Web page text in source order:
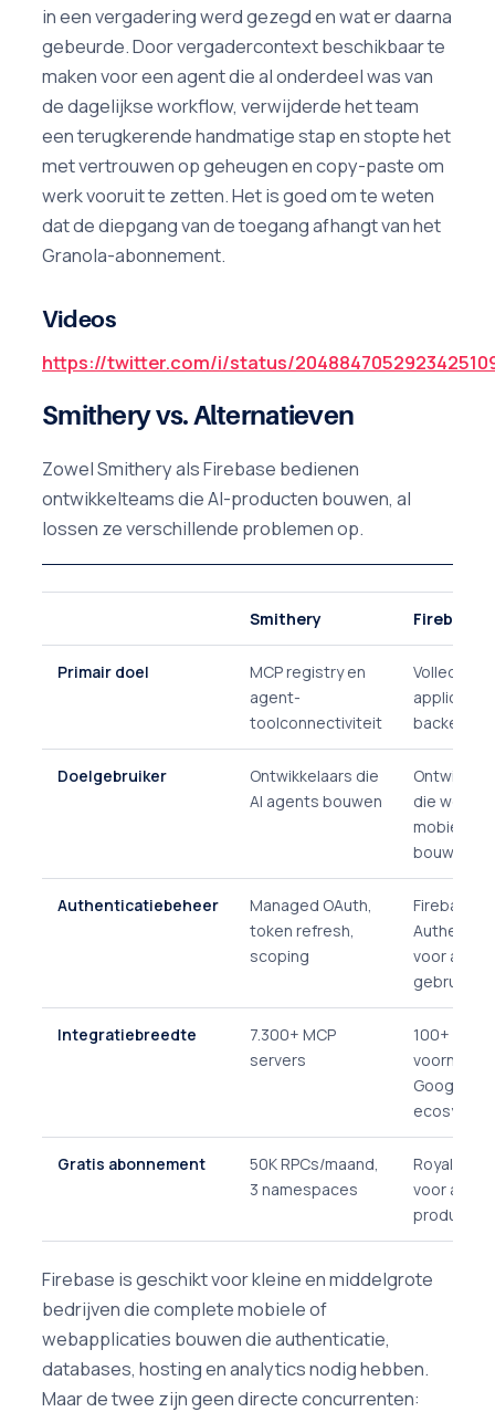
in een vergadering werd gezegd en wat er daarna
gebeurde. Door vergadercontext beschikbaar te
maken voor een agent die al onderdeel was van
de dagelijkse workflow, verwijderde het team
een terugkerende handmatige stap en stopte het
met vertrouwen op geheugen en copy-paste om
werk vooruit te zetten. Het is goed om te weten
dat de diepgang van de toegang afhangt van het
Granola-abonnement.
Videos
https://twitter.com/i/status/
Smithery vs. Alternatieven
Zowel Smithery als Firebase bedienen
ontwikkelteams die AI-producten bouwen, al
lossen ze verschillende problemen op.
Smithery Firebase
Primair doel
MCP registry en
agent-
toolconnectiviteit
Volledig
applicatie-
Doelgebruiker
Ontwikkelaars die
AI agents bouwen
die web-
mobiele
bouwen
Authenticatiebeheer
Managed OAuth,
token refresh,
scoping
Firebase
voor app-
gebruikers
Integratiebreedte
7.300+ MCP
servers
100+
Google-
Gratis abonnement
50K RPCs/maand,
3 namespaces
Royale
voor alle
producten
Firebase is geschikt voor kleine en middelgrote
bedrijven die complete mobiele of
webapplicaties bouwen die authenticatie,
databases, hosting en analytics nodig hebben.
Maar de twee zijn geen directe concurrenten: